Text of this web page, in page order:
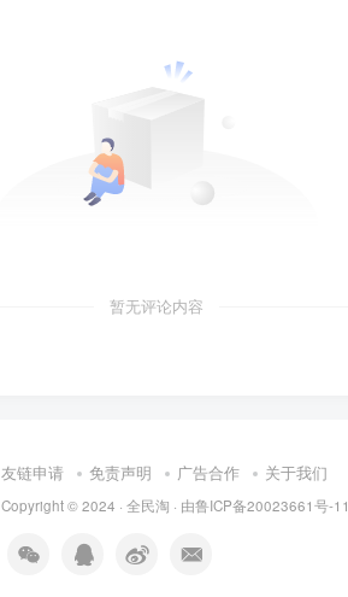
暂无评论内容
友链申请 免责声明 广告合作 关于我们
Copyright © 2024 · 全民淘 · 由鲁ICP备20023661号-11